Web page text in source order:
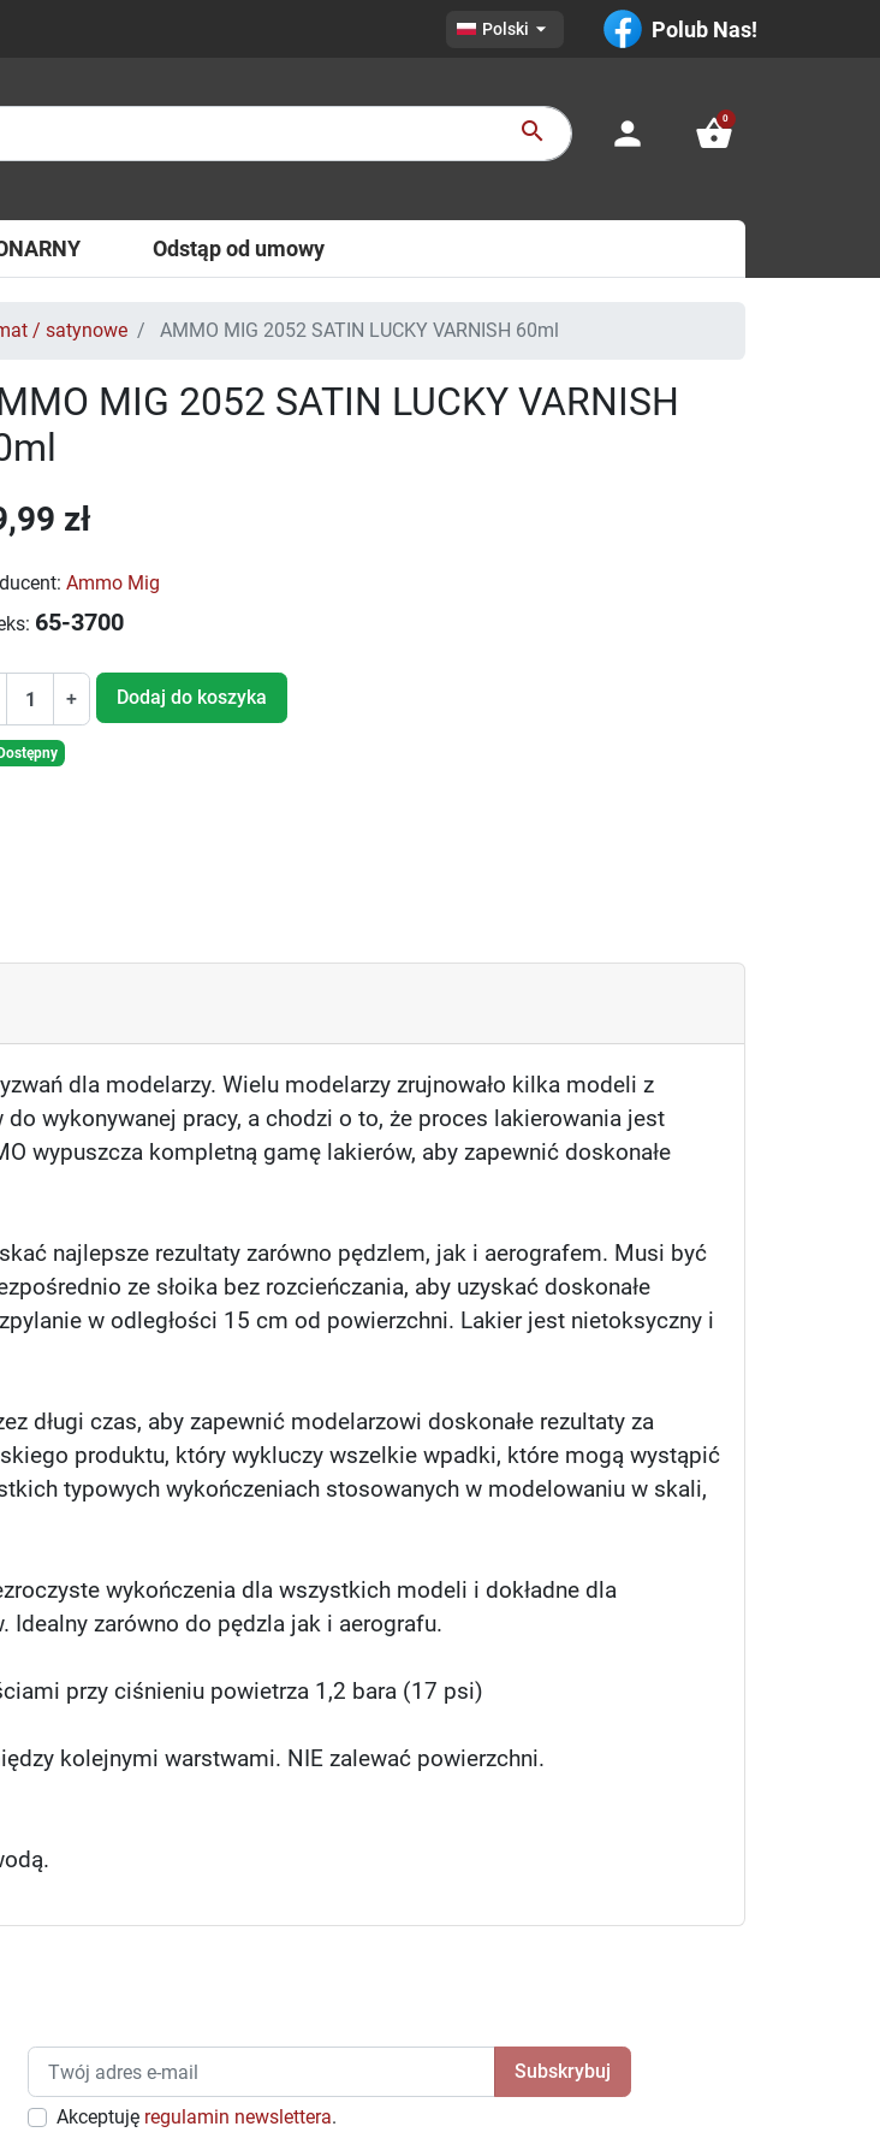
Polski  Polub Nas!
search person shopping_basket
0
Odstąp od umowy
/ satynowe AMMO MIG 2052 SATIN LUCKY VARNISH 60ml
MIG 2052 SATIN LUCKY VARNISH
zł
Ammo Mig
65-3700
+ Dodaj do koszyka
Dostępny
dla modelarzy. Wielu modelarzy zrujnowało kilka modeli z
wykonywanej pracy, a chodzi o to, że proces lakierowania jest
wypuszcza kompletną gamę lakierów, aby zapewnić doskonałe
najlepsze rezultaty zarówno pędzlem, jak i aerografem. Musi być
ze słoika bez rozcieńczania, aby uzyskać doskonałe
w odległości 15 cm od powierzchni. Lakier jest nietoksyczny i
długi czas, aby zapewnić modelarzowi doskonałe rezultaty za
produktu, który wykluczy wszelkie wpadki, które mogą wystąpić
typowych wykończeniach stosowanych w modelowaniu w skali,
wykończenia dla wszystkich modeli i dokładne dla
zarówno do pędzla jak i aerografu.
przy ciśnieniu powietrza 1,2 bara (17 psi)
kolejnymi warstwami. NIE zalewać powierzchni.
Akceptuję regulamin newslettera.